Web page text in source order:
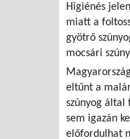
Higiénés
miatt a
gyötrő
mocsári
eltűnt a
szúnyog által
sem igazán
előfordulhat